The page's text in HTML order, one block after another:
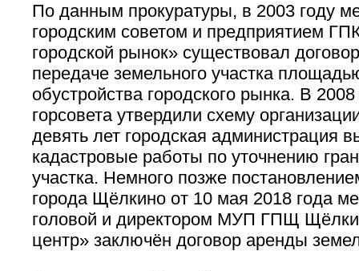
По данным прокуратуры, в 2003 году
городским советом и предприятием
городской рынок» существовал
передаче земельного участка
обустройства городского рынка. В
горсовета утвердили схему
девять лет городская администрация
кадастровые работы по уточнению
участка. Немного позже
города Щёлкино от 10 мая 2018 года
головой и директором МУП ГПЩ
центр» заключён договор аренды